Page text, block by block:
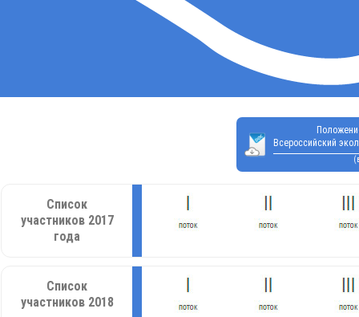
Всероссийский
Список
участников 2017
года
Список
участников 2018